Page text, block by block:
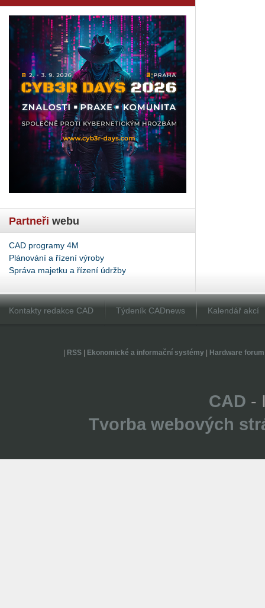
Partneři webu
CAD programy 4M
Plánování a řízení výroby
Správa majetku a řízení údržby
Kontakty redakce CAD Týdeník CADnews Kalendář akcí
RSS| Ekonomické a informační systémy| Hardware forum
CAD -
Tvorba webových